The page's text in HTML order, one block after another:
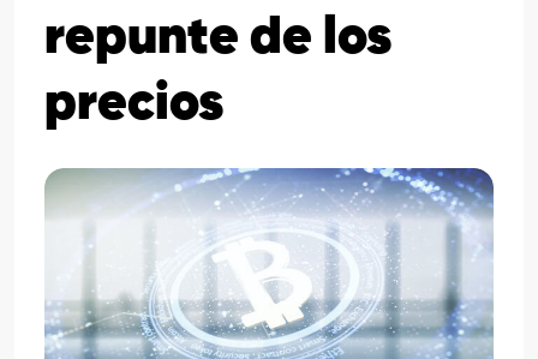
repunte de los
precios